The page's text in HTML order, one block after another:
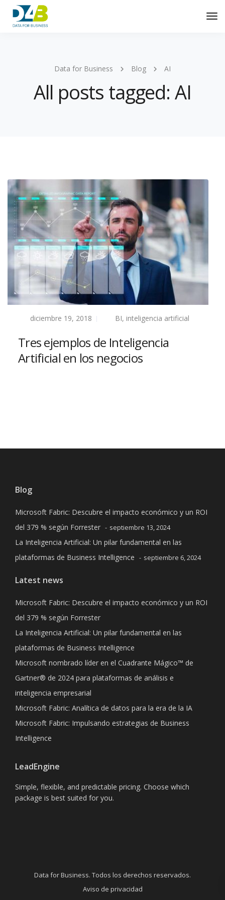
Data for Business Blog AI
All posts tagged: AI
diciembre 19, 2018 BI, inteligencia artificial
Tres ejemplos de Inteligencia
Artificial en los negocios
Blog
Microsoft Fabric: Descubre el impacto económico y un ROI
del 379 % según Forrester
septiembre 13, 2024
La Inteligencia Artificial: Un pilar fundamental en las
plataformas de Business Intelligence
septiembre 6, 2024
Latest news
Microsoft Fabric: Descubre el impacto económico y un ROI
del 379 % según Forrester
La Inteligencia Artificial: Un pilar fundamental en las
plataformas de Business Intelligence
Microsoft nombrado líder en el Cuadrante Mágico™ de
Gartner® de 2024 para plataformas de análisis e
inteligencia empresarial
Microsoft Fabric: Analítica de datos para la era de la IA
Microsoft Fabric: Impulsando estrategias de Business
Intelligence
LeadEngine
Simple, flexible, and predictable pricing. Choose which
package is best suited for you.
Data for Business. Todos los derechos reservados.
Aviso de privacidad